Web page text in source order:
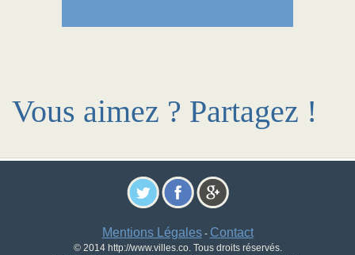
Vous aimez ? Partagez !
Mentions Légales- Contact
© 2014 http://www.villes.co. Tous droits réservés.